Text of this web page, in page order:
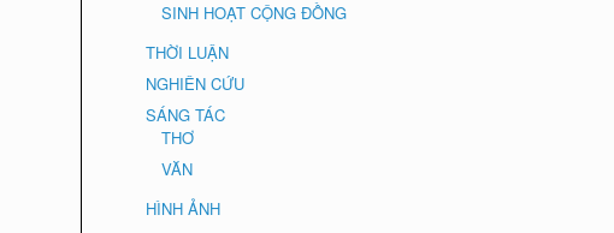
SINH HOẠT CỘNG ĐỒNG
THỜI LUẬN
NGHIÊN CỨU
SÁNG TÁC
THƠ
VĂN
HÌNH ẢNH